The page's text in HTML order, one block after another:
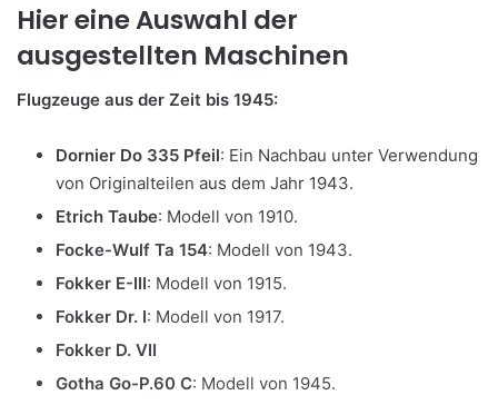
Hier eine Auswahl der
ausgestellten Maschinen
Flugzeuge aus der Zeit bis 1945:
Dornier Do 335 Pfeil: Ein Nachbau unter Verwendung
von Originalteilen aus dem Jahr 1943.
Etrich Taube: Modell von 1910.
Focke-Wulf Ta 154: Modell von 1943.
Fokker E-III: Modell von 1915.
Fokker Dr. I: Modell von 1917.
Fokker D. VII
Gotha Go-P.60 C: Modell von 1945.